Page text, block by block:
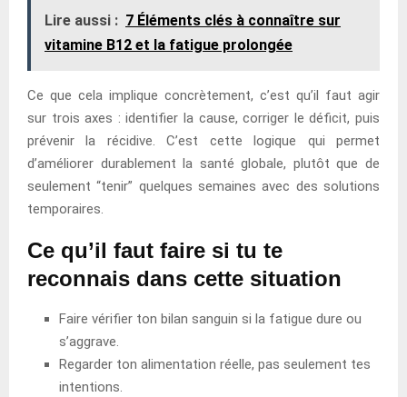
Lire aussi : 7 Éléments clés à connaître sur
vitamine B12 et la fatigue prolongée
Ce que cela implique concrètement, c’est qu’il faut agir
sur trois axes : identifier la cause, corriger le déficit, puis
prévenir la récidive. C’est cette logique qui permet
d’améliorer durablement la santé globale, plutôt que de
seulement “tenir” quelques semaines avec des solutions
temporaires.
Ce qu’il faut faire si tu te
reconnais dans cette situation
Faire vérifier ton bilan sanguin si la fatigue dure ou
s’aggrave.
Regarder ton alimentation réelle, pas seulement tes
intentions.